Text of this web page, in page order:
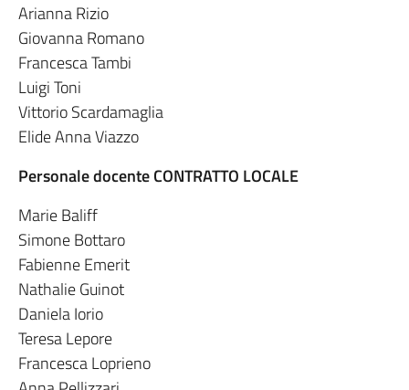
Arianna Rizio
Giovanna Romano
Francesca Tambi
Luigi Toni
Vittorio Scardamaglia
Elide Anna Viazzo
Personale docente CONTRATTO LOCALE
Marie Baliff
Simone Bottaro
Fabienne Emerit
Nathalie Guinot
Daniela Iorio
Teresa Lepore
Francesca Loprieno